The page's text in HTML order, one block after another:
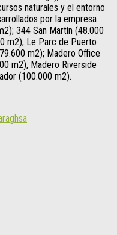
naturales y el entorno
por la empresa
344 San Martín (48.000
m2), Le Parc de Puerto
m2); Madero Office
m2), Madero Riverside
(100.000 m2).
raghsa